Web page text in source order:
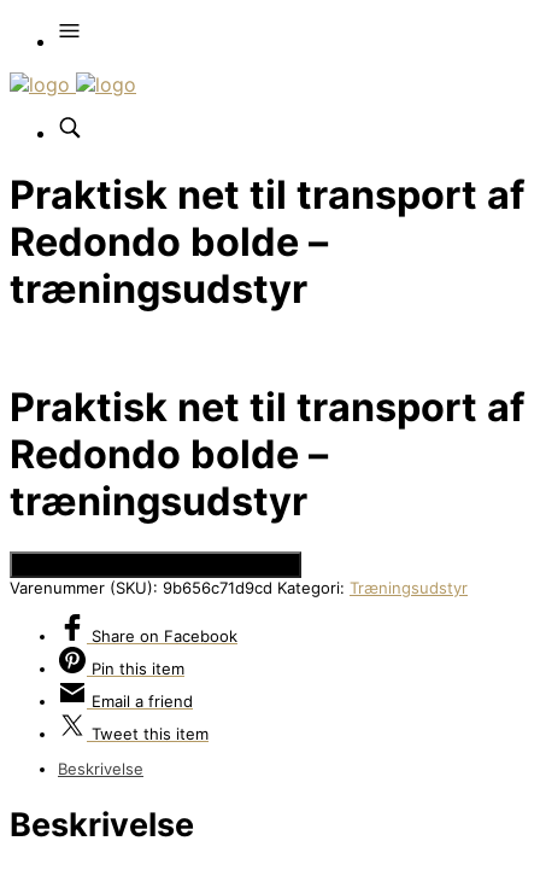
Praktisk net til transport af
Redondo bolde –
træningsudstyr
Praktisk net til transport af
Redondo bolde –
træningsudstyr
Varenummer (SKU): 9b656c71d9cd Kategori: Træningsudstyr
Share on Facebook
Pin this item
Email a friend
Tweet this item
Beskrivelse
Beskrivelse